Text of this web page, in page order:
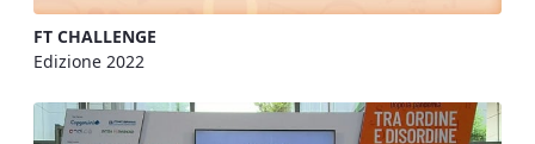
FT CHALLENGE
Edizione 2022